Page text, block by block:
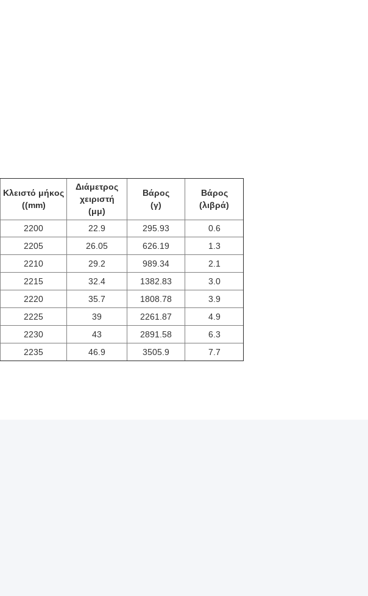
Κλειστό μήκος
((mm)
Διάμετρος
χειριστή
(μμ)
Βάρος
(γ)
Βάρος
(λιβρά)
2200 22.9 295.93
0.6
2205 26.05 626.19
1.3
2210 29.2 989.34
2.1
2215 32.4 1382.83
3.0
2220 35.7 1808.78
3.9
2225 39 2261.87
4.9
2230 43 2891.58
6.3
2235 46.9 3505.9 7.7